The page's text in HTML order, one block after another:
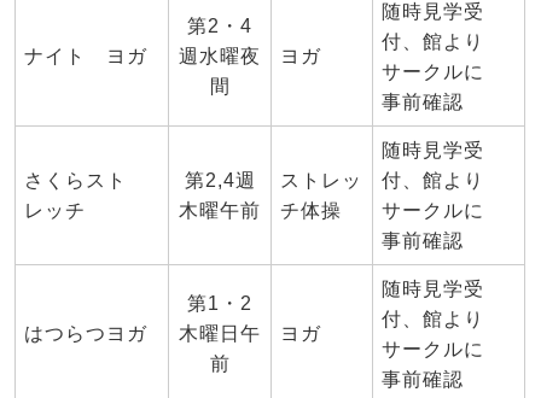
ナイト ヨガ
第2・4
週水曜夜
間
ヨガ
随時見学受
付、館より
サークルに
事前確認
さくらスト
レッチ
第2,4週
木曜午前
ストレッ
チ体操
随時見学受
付、館より
サークルに
事前確認
はつらつヨガ
第1・2
木曜日午
前
ヨガ
随時見学受
付、館より
サークルに
事前確認